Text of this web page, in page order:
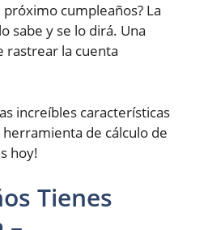
cumpleaños? La
sabe y se lo dirá. Una
rastrear la cuenta
increíbles características
de cálculo de
hoy!
Tienes